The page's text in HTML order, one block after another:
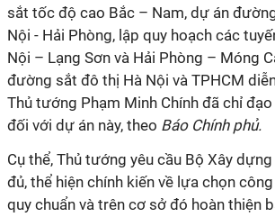
sắt tốc độ cao Bắc – Nam, dự án
Nội - Hải Phòng, lập quy hoạch các
Nội – Lạng Sơn và Hải Phòng – Móng
đường sắt đô thị Hà Nội và TPHCM
Thủ tướng Phạm Minh Chính đã chỉ
đối với dự án này, theo Báo Chính phủ.
Cụ thể, Thủ tướng yêu cầu Bộ Xây
đủ, thể hiện chính kiến về lựa chọn
quy chuẩn và trên cơ sở đó hoàn thiện